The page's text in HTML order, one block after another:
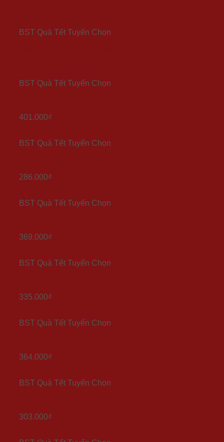
BST Quà Tết Tuyển Chọn
BST Quà Tết Tuyển Chọn
401.000₫
BST Quà Tết Tuyển Chọn
286.000₫
BST Quà Tết Tuyển Chọn
369.000₫
BST Quà Tết Tuyển Chọn
335.000₫
BST Quà Tết Tuyển Chọn
364.000₫
BST Quà Tết Tuyển Chọn
303.000₫